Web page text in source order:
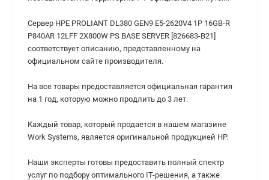
Сервер HPE PROLIANT DL380 GEN9 E5-2620V4 1P 16GB-R
P840AR 12LFF 2X800W PS BASE SERVER [826683-B21]
соответствует описанию, представленному на
официальном сайте производителя.
На все товары предоставляется официальная гарантия
на 1 год, которую можно продлить до 3 лет.
Каждый товар, который продается в нашем магазине
Work Systems, является оригинальной продукцией HP.
Наши эксперты готовы предоставить полный спектр
услуг по подбору оптимального IT-решения, а также